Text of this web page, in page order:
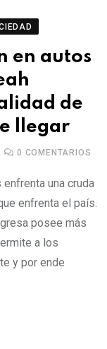
en autos
de
llegar
0 COMENTARIOS
una cruda
enfrenta el país.
posee más
a los
y por ende